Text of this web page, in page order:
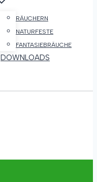
RÄUCHERN
NATURFESTE
FANTASIEBRÄUCHE
DOWNLOADS